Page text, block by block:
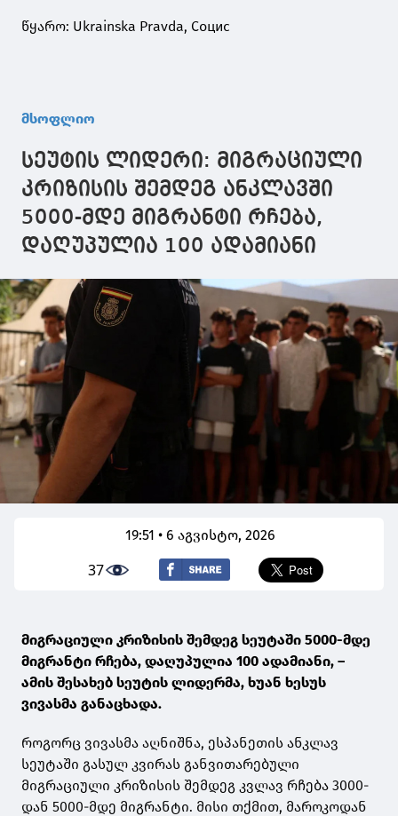
წყარო: Ukrainska Pravda, Социс
მსოფლიო
სეუტის ლიდერი: მიგრაციული
კრიზისის შემდეგ ანკლავში
5000-მდე მიგრანტი რჩება,
დაღუპულია 100 ადამიანი
19:51 • 6 აგვისტო, 2026
37
მიგრაციული კრიზისის შემდეგ სეუტაში 5000-მდე
მიგრანტი რჩება, დაღუპულია 100 ადამიანი, –
ამის შესახებ სეუტის ლიდერმა, ხუან ხესუს
ვივასმა განაცხადა.
როგორც ვივასმა აღნიშნა, ესპანეთის ანკლავ
სეუტაში გასულ კვირას განვითარებული
მიგრაციული კრიზისის შემდეგ კვლავ რჩება 3000-
დან 5000-მდე მიგრანტი. მისი თქმით, მაროკოდან